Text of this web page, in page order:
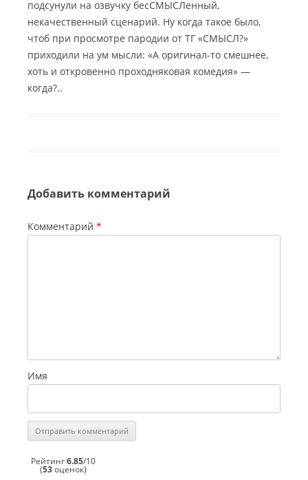
подсунули на озвучку бесСМЫСЛенный,
некачественный сценарий. Ну когда такое было,
чтоб при просмотре пародии от ТГ «СМЫСЛ?»
приходили на ум мысли: «А оригинал-то смешнее,
хоть и откровенно проходняковая комедия» —
когда?..
Добавить комментарий
Комментарий *
Имя
Рейтинг6.85/10
(53оценок)